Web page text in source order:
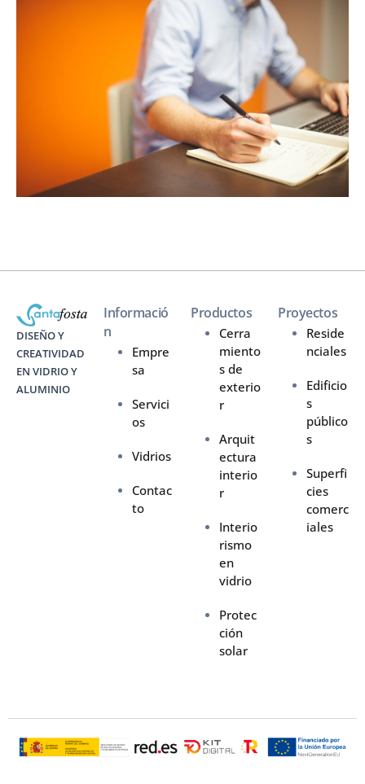
DISEÑO Y
CREATIVIDAD
EN VIDRIO Y
ALUMINIO
Informació
n
Empre
sa
Servici
os
Vidrios
Contac
to
Productos
Cerra
miento
s de
exterio
r
Arquit
ectura
interio
r
Interio
rismo
en
vidrio
Protec
ción
solar
Proyectos
Reside
nciales
Edificio
s
público
s
Superfi
cies
comerc
iales